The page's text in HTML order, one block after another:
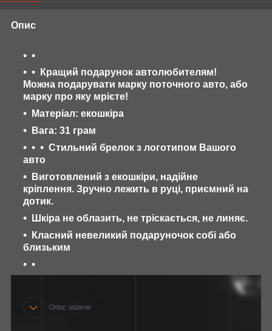
Опис
Кращий подарунок автолюбителям!
Можна подарувати марку поточного авто, або
марку про яку мрієте!
Матеріал: екошкіра
Вага: 31 грам
Стильний брелок з логотипом Вашого
авто
Виготовлений з екошкіри, надійне
кріплення. Зручно лежить в руці, приємний на
дотик.
Шкіра не облазить, не тріскається, не линяє.
Класний невеликий подаруночок собі або
близьким
Опис нижче